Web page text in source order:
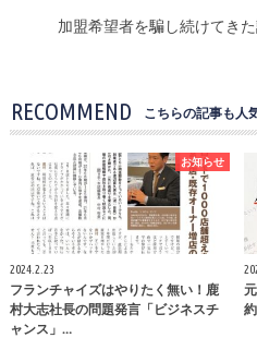
加盟希望者を騙し続けてき
RECOMMEND こちらの記事も人
お知らせ
2024.2.23
フランチャイズはやりたく無い！鹿
村大志社長の問題発言「ビジネスチ
ャンス」…